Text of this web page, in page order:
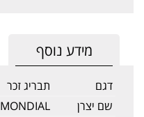
מידע נוסף
דגם
תבריג זכר
שם יצרן
MONDIAL - איטליה